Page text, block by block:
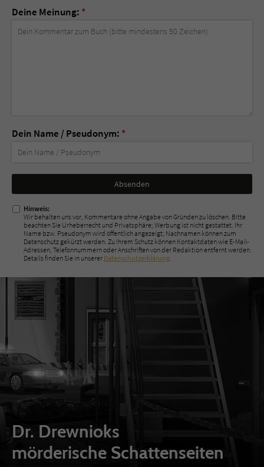
Deine Meinung: *
Dein Name / Pseudonym: *
Nicht
ausfüllen!
Hinweis:
Wir behalten uns vor, Kommentare ohne Angabe von Gründen zu löschen. Bitte
beachten Sie Urheberrecht und Privatsphäre; Werbung ist nicht gestattet. Ihr
Name bzw. Pseudonym wird öffentlich angezeigt; Nachnamen können zum
Datenschutz gekürzt werden. Zu Ihrem Schutz können Kontaktdaten wie E-Mail-
Adressen, Telefonnummern oder Anschriften von der Redaktion entfernt werden.
Details finden Sie in unserer Datenschutzerklärung
Dr. Drewnioks
mörderische Schattenseiten